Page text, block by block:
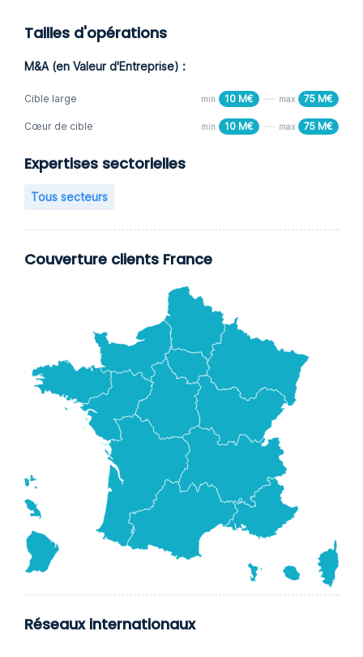
Tailles d'opérations
M&A (en Valeur d'Entreprise) :
Cible large min 10 M€ max 75 M€
Cœur de cible min 10 M€ max 75 M€
Expertises sectorielles
Tous secteurs
Couverture clients France
Réseaux internationaux